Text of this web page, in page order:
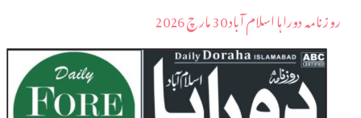
روزنامہ دوراہا اسلام آباد 30 مارچ 2026